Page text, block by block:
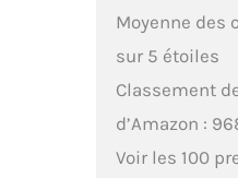
Moyenne des
sur 5 étoiles
Classement
d’Amazon :
Voir les 100